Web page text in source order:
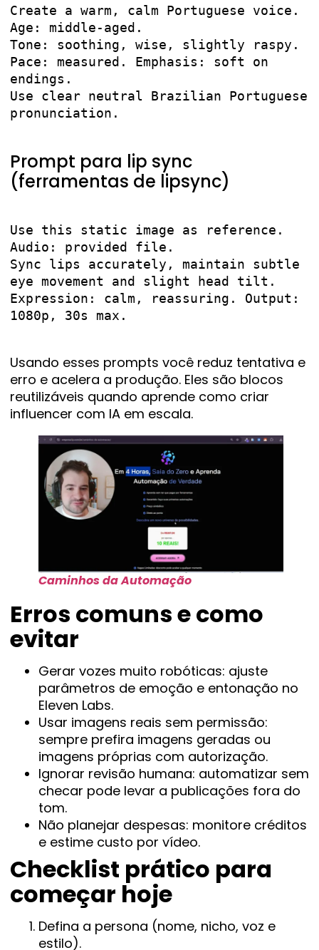
Create a warm, calm Portuguese voice.
Age: middle-aged.
Tone: soothing, wise, slightly raspy.
Pace: measured. Emphasis: soft on
endings.
Use clear neutral Brazilian Portuguese
pronunciation.
Prompt para lip sync
(ferramentas de lipsync)
Use this static image as reference.
Audio: provided file.
Sync lips accurately, maintain subtle
eye movement and slight head tilt.
Expression: calm, reassuring. Output:
1080p, 30s max.
Usando esses prompts você reduz tentativa e
erro e acelera a produção. Eles são blocos
reutilizáveis quando aprende como criar
influencer com IA em escala.
Caminhos da Automação
Erros comuns e como
evitar
Gerar vozes muito robóticas: ajuste
parâmetros de emoção e entonação no
Eleven Labs.
Usar imagens reais sem permissão:
sempre prefira imagens geradas ou
imagens próprias com autorização.
Ignorar revisão humana: automatizar sem
checar pode levar a publicações fora do
tom.
Não planejar despesas: monitore créditos
e estime custo por vídeo.
Checklist prático para
começar hoje
Defina a persona (nome, nicho, voz e
estilo).